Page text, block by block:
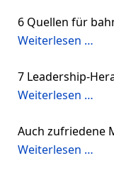
6 Quellen für
Weiterlesen …
7 Leadership-
Weiterlesen …
Auch zufriedene
Weiterlesen …